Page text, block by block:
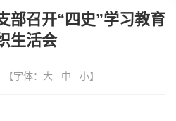
部召开“四史”学习教育
生活会
【字体： 大 中 小】